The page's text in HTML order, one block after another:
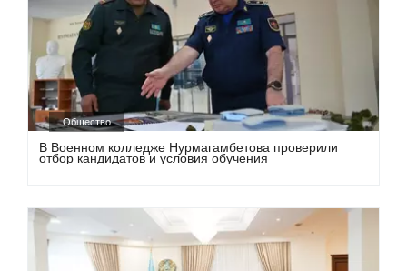
Общество
В Военном колледже Нурмагамбетова проверили
отбор кандидатов и условия обучения